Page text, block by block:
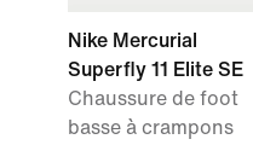
Nike Mercurial
Superfly 11 Elite SE
Chaussure de foot
basse à crampons